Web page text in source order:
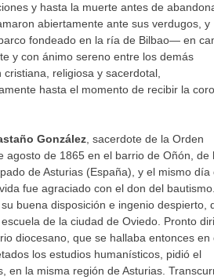
y hasta la muerte antes de
abiertamente ante sus verdugos, y
fondeado en la ría de Bilbao— en
y con ánimo sereno entre los demás
religiosa y sacerdotal,
hasta el momento de recibir la
González , sacerdote de la Orden
agosto de 1865 en el barrio de Oñón, de
de Asturias (España), y el mismo día
fue agraciado con el don del bautismo.
buena disposición e ingenio despierto,
de la ciudad de Oviedo. Pronto
diocesano, que se hallaba entonces en
los estudios humanísticos, pidió el
en la misma región de Asturias.